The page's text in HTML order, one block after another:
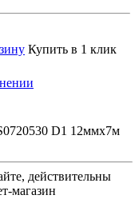
Купить в 1 клик
D1 12ммх7м
действительны
магазин